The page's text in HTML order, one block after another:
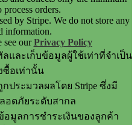
process orders.
by Stripe. We do not store any
information.
see ourPrivacy Policy
ลและเก็บข้อมูลผู้ใช้เท่าที่จำเป็น
ซื้อเท่านั้น
ประมวลผลโดย Stripe ซึ่งมี
อดภัยระดับสากล
อมูลการชำระเงินของลูกค้า